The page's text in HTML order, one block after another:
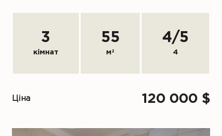
3
кімнат
55
м 2
4/5
4
Ціна 120 000 $